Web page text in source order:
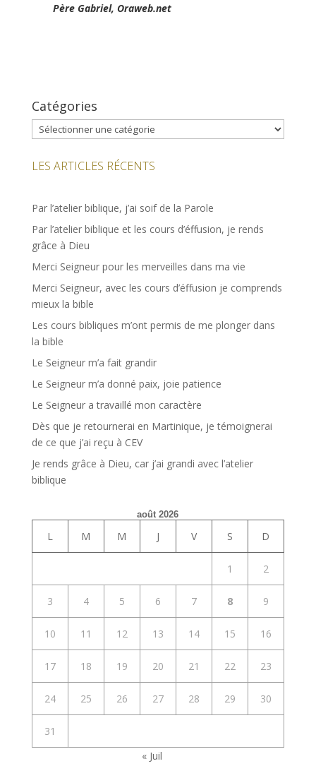
Père Gabriel, Oraweb.net
Catégories
Catégories
LES ARTICLES RÉCENTS
Par l’atelier biblique, j’ai soif de la Parole
Par l’atelier biblique et les cours d’éffusion, je rends
grâce à Dieu
Merci Seigneur pour les merveilles dans ma vie
Merci Seigneur, avec les cours d’éffusion je comprends
mieux la bible
Les cours bibliques m’ont permis de me plonger dans
la bible
Le Seigneur m’a fait grandir
Le Seigneur m’a donné paix, joie patience
Le Seigneur a travaillé mon caractère
Dès que je retournerai en Martinique, je témoignerai
de ce que j’ai reçu à CEV
Je rends grâce à Dieu, car j’ai grandi avec l’atelier
biblique
août 2026
L M M J V S D
1 2
3 4 5 6 7 8 9
10 11 12 13 14 15 16
17 18 19 20 21 22 23
24 25 26 27 28 29 30
31
« Juil